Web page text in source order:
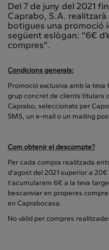
Del 7 de juny del 2021
Caprabo, S.A.
botigues una promoció
següent eslògan: “6€
compres”.
Condicions generals:
Promoció exclusiva amb la
grup concret de clients titulars
Caprabo, seleccionats per
SMS, un e-mail o un mailing
Com obtenir el descompte?
Per cada compra realitzada
d’agost del 2021 superior a
t’acumularem 6€ a la teva
bescanviar en properes
en Caprabocasa.
No vàlid per compres